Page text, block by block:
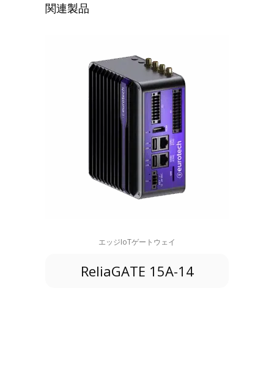
関連製品
エッジIoTゲートウェイ
ReliaGATE 15A-14